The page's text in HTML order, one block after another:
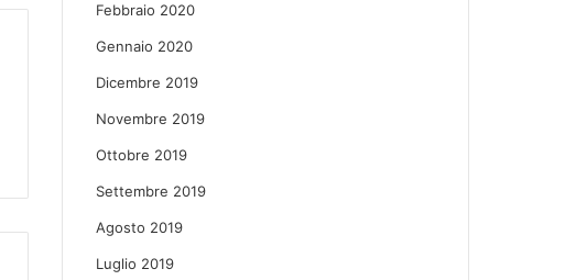
Febbraio 2020
Gennaio 2020
Dicembre 2019
Novembre 2019
Ottobre 2019
Settembre 2019
Agosto 2019
Luglio 2019